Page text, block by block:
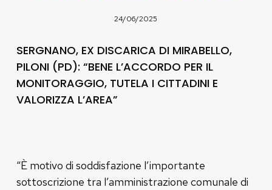
24/06/2025
SERGNANO, EX DISCARICA DI MIRABELLO,
PILONI (PD): “BENE L’ACCORDO PER IL
MONITORAGGIO, TUTELA I CITTADINI E
VALORIZZA L’AREA”
“È motivo di soddisfazione l’importante
sottoscrizione tra l’amministrazione comunale di